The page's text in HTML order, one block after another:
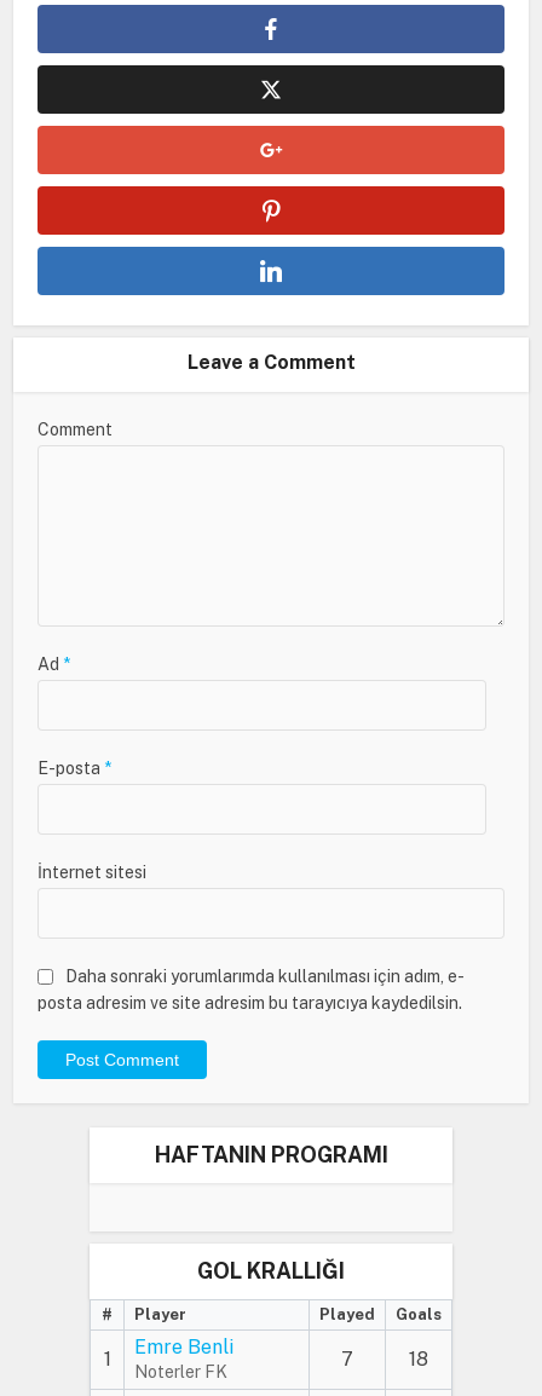
Leave a Comment
Comment
Ad *
E-posta *
İnternet sitesi
Daha sonraki yorumlarımda kullanılması için adım, e-
posta adresim ve site adresim bu tarayıcıya kaydedilsin.
HAFTANIN PROGRAMI
GOL KRALLIĞI
# Player Played Goals
1
Emre Benli
Noterler FK
7 18